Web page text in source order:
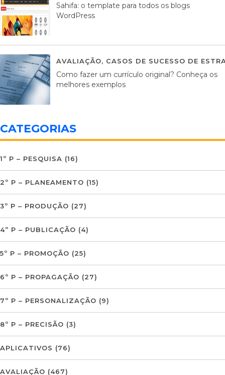
Sahifa: o template para todos os blogs
WordPress
AVALIAÇÃO, CASOS DE SUCESSO DE
Como fazer um currículo original? Conheça os
melhores exemplos
CATEGORIAS
1º P – PESQUISA (16)
2º P – PLANEAMENTO (15)
3º P – PRODUÇÃO (27)
4º P – PUBLICAÇÃO (4)
5º P – PROMOÇÃO (25)
6º P – PROPAGAÇÃO (27)
7º P – PERSONALIZAÇÃO (9)
8º P – PRECISÃO (3)
APLICATIVOS (76)
AVALIAÇÃO (467)